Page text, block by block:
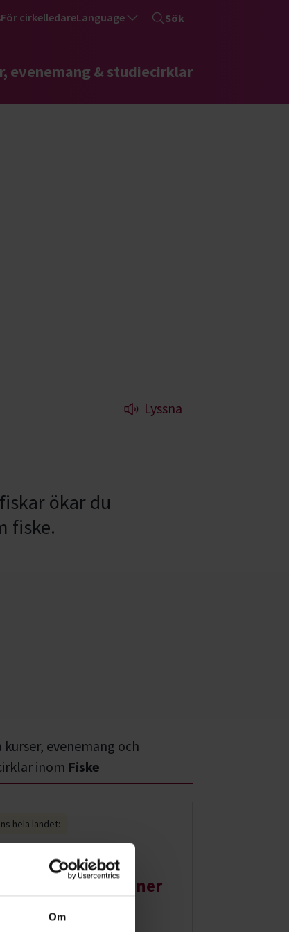
Om
För cirkelledareLanguage Sök
evenemang & studiecirklar
Lyssna
ökar du
fiske.
kurser, evenemang och
inom Fiske
hela landet:
för